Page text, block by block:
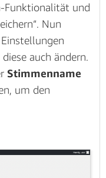
Funktionalität und
Nun
auch ändern.
Stimmenname
um den